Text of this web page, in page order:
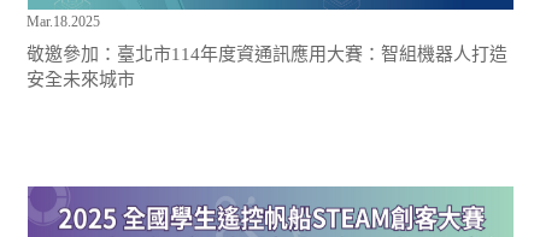
Mar.18.2025
敬邀參加：臺北市114年度資通訊應用大賽：智組機器人打造
安全未來城市